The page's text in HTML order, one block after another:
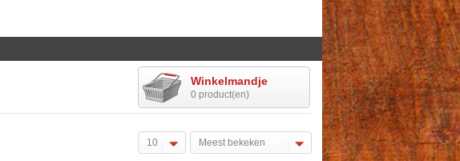
Winkelmandje
0 product(en)
10 Meest bekeken